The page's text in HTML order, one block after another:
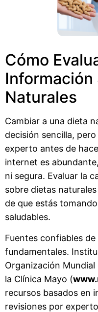
Cómo
Información
Naturales
Cambiar a una dieta
decisión sencilla,
experto antes de
internet es
ni segura. Evaluar la
sobre dietas
de que estás
saludables.
Fuentes confiables
fundamentales.
Organización Mundial
la Clínica Mayo (
recursos basados en
revisiones por